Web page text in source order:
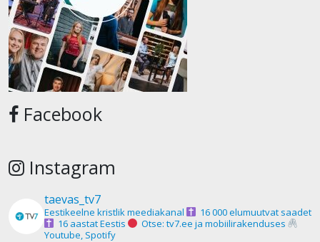
Facebook
Instagram
taevas_tv7
Eestikeelne kristlik meediakanal
16 000 elumuutvat saadet
16 aastat Eestis
Otse: tv7.ee ja mobiilirakenduses
Youtube, Spotify